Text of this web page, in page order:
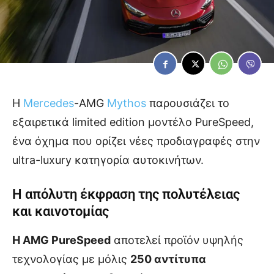
Η Mercedes-AMG Mythos παρουσιάζει το
εξαιρετικά limited edition μοντέλο PureSpeed,
ένα όχημα που ορίζει νέες προδιαγραφές στην
ultra-luxury κατηγορία αυτοκινήτων.
Η απόλυτη έκφραση της πολυτέλειας
και καινοτομίας
Η AMG PureSpeed αποτελεί προϊόν υψηλής
τεχνολογίας με μόλις 250 αντίτυπα